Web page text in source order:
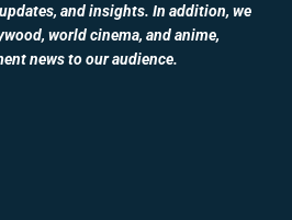
and insights. In addition, we
world cinema, and anime,
news to our audience.